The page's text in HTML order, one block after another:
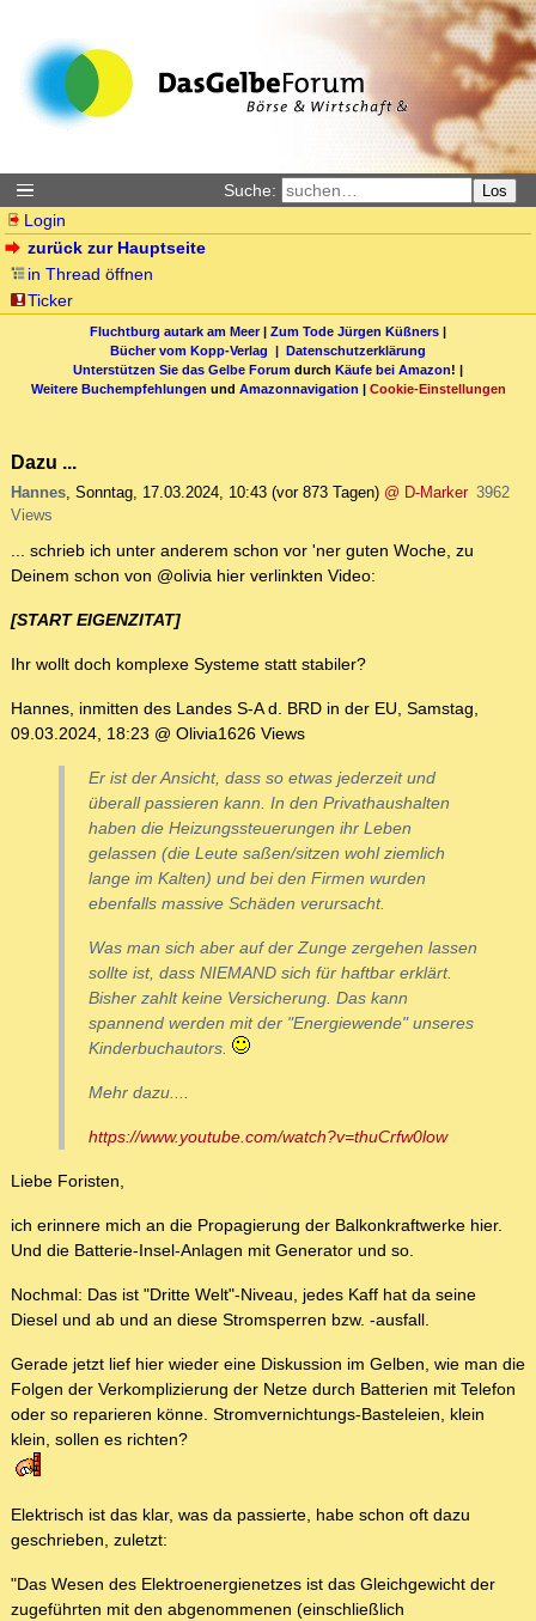
Suche: Los
Login
zurück zur Hauptseite
in Thread öffnen
Ticker
Fluchtburg autark am Meer| Zum Tode Jürgen Küßners |
Bücher vom Kopp-Verlag | Datenschutzerklärung
Unterstützen Sie das Gelbe Forum durch Käufe bei Amazon! |
Weitere Buchempfehlungen und Amazonnavigation | Cookie-Einstellungen
Dazu ...
Hannes, Sonntag, 17.03.2024, 10:43 (vor 873 Tagen) @ D-Marker 3962
Views
... schrieb ich unter anderem schon vor 'ner guten Woche, zu
Deinem schon von @olivia hier verlinkten Video:
[START EIGENZITAT]
Ihr wollt doch komplexe Systeme statt stabiler?
Hannes, inmitten des Landes S-A d. BRD in der EU, Samstag,
09.03.2024, 18:23 @ Olivia1626 Views
Er ist der Ansicht, dass so etwas jederzeit und
überall passieren kann. In den Privathaushalten
haben die Heizungssteuerungen ihr Leben
gelassen (die Leute saßen/sitzen wohl ziemlich
lange im Kalten) und bei den Firmen wurden
ebenfalls massive Schäden verursacht.
Was man sich aber auf der Zunge zergehen lassen
sollte ist, dass NIEMAND sich für haftbar erklärt.
Bisher zahlt keine Versicherung. Das kann
spannend werden mit der "Energiewende" unseres
Kinderbuchautors.
Mehr dazu....
https://www.youtube.com/watch?v=thuCrfw0low
Liebe Foristen,
ich erinnere mich an die Propagierung der Balkonkraftwerke hier.
Und die Batterie-Insel-Anlagen mit Generator und so.
Nochmal: Das ist "Dritte Welt"-Niveau, jedes Kaff hat da seine
Diesel und ab und an diese Stromsperren bzw. -ausfall.
Gerade jetzt lief hier wieder eine Diskussion im Gelben, wie man die
Folgen der Verkomplizierung der Netze durch Batterien mit Telefon
oder so reparieren könne. Stromvernichtungs-Basteleien, klein
klein, sollen es richten?
Elektrisch ist das klar, was da passierte, habe schon oft dazu
geschrieben, zuletzt:
"Das Wesen des Elektroenergienetzes ist das Gleichgewicht der
zugeführten mit den abgenommenen (einschließlich